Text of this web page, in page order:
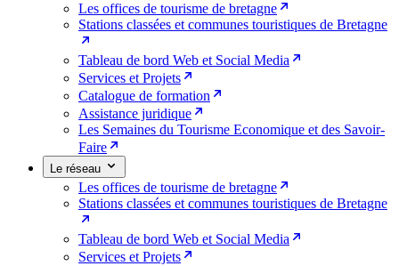
Les offices de tourisme de bretagne
Stations classées et communes touristiques de Bretagne
Tableau de bord Web et Social Media
Services et Projets
Catalogue de formation
Assistance juridique
Les Semaines du Tourisme Economique et des Savoir-
Faire
Le réseau
Les offices de tourisme de bretagne
Stations classées et communes touristiques de Bretagne
Tableau de bord Web et Social Media
Services et Projets